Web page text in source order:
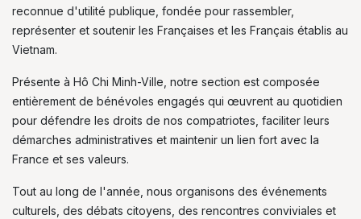
reconnue d'utilité publique, fondée pour rassembler,
représenter et soutenir les Françaises et les Français établis au
Vietnam.
Présente à Hô Chi Minh-Ville, notre section est composée
entièrement de bénévoles engagés qui œuvrent au quotidien
pour défendre les droits de nos compatriotes, faciliter leurs
démarches administratives et maintenir un lien fort avec la
France et ses valeurs.
Tout au long de l'année, nous organisons des événements
culturels, des débats citoyens, des rencontres conviviales et